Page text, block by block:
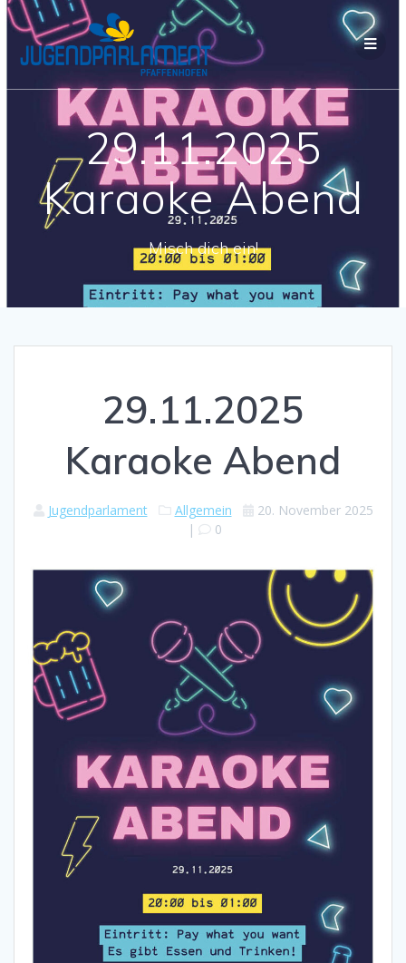
29.11.2025
Karaoke Abend
Misch dich ein!
29.11.2025
Karaoke Abend
Jugendparlament Allgemein
20. November 2025
|
0